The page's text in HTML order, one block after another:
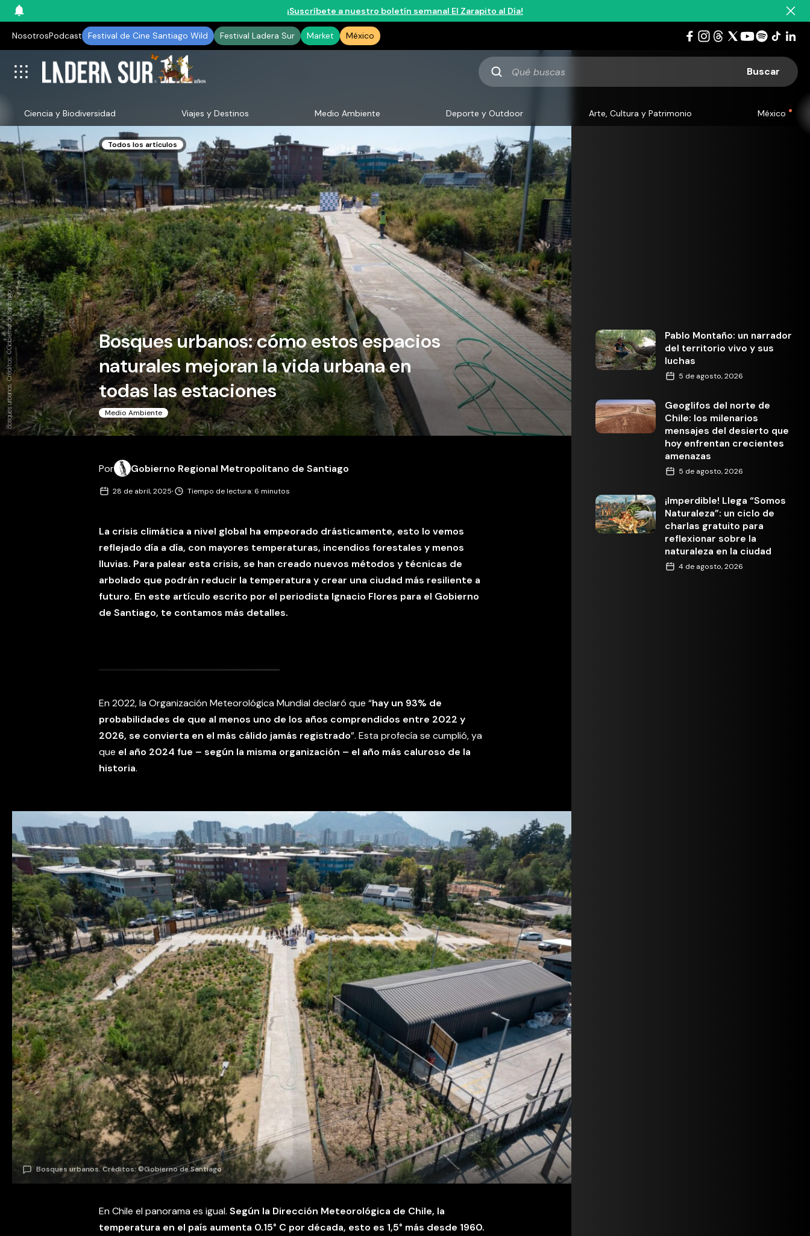
¡Suscríbete a nuestro boletín semanal El Zarapito al Día!
NosotrosPodcast Festival de Cine Santiago Wild Festival Ladera Sur Market México
Qué
buscas
Ciencia y Biodiversidad Viajes y Destinos Medio Ambiente Deporte y Outdoor Arte, Cultura y Patrimonio México
Bosques urbanos. Créditos: ©Gobierno de Santiago
Todos los artículos
Bosques urbanos: cómo estos espacios
naturales mejoran la vida urbana en
todas las estaciones
Medio Ambiente
Por Gobierno Regional Metropolitano de Santiago
28 de abril, 2025· Tiempo de lectura: 6 minutos
La crisis climática a nivel global ha empeorado drásticamente, esto lo vemos
reflejado día a día, con mayores temperaturas, incendios forestales y menos
lluvias. Para palear esta crisis, se han creado nuevos métodos y técnicas de
arbolado que podrán reducir la temperatura y crear una ciudad más resiliente a
futuro. En este artículo escrito por el periodista Ignacio Flores para el Gobierno
de Santiago, te contamos más detalles.
En 2022, la Organización Meteorológica Mundial declaró que “hay un 93% de
probabilidades de que al menos uno de los años comprendidos entre 2022 y
2026, se convierta en el más cálido jamás registrado”. Esta profecía se cumplió, ya
que el año 2024 fue – según la misma organización – el año más caluroso de la
historia.
Bosques urbanos. Créditos: ©Gobierno de Santiago
En Chile el panorama es igual. Según la Dirección Meteorológica de Chile, la
temperatura en el país aumenta 0.15° C por década, esto es 1,5° más desde 1960.
Pablo Montaño: un narrador
del territorio vivo y sus
luchas
5 de agosto, 2026
Geoglifos del norte de
Chile: los milenarios
mensajes del desierto que
hoy enfrentan crecientes
amenazas
5 de agosto, 2026
¡Imperdible! Llega “Somos
Naturaleza”: un ciclo de
charlas gratuito para
reflexionar sobre la
naturaleza en la ciudad
4 de agosto, 2026